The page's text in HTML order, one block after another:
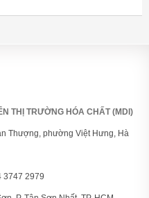
THỊ TRƯỜNG HÓA CHẤT (MDI)
Thượng, phường Việt Hưng, Hà
3747 2979